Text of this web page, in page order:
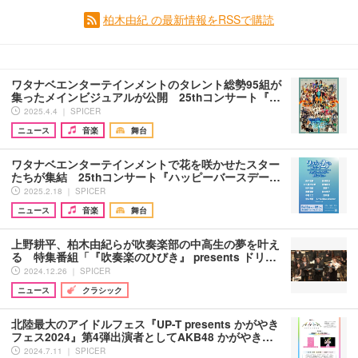
柏木由紀 の最新情報をRSSで購読
ワタナベエンターテインメントのタレント総勢95組が
集ったメインビジュアルが公開 25thコンサート『…
2025.4.4 ｜ SPICER
ニュース
音楽 舞台
ワタナベエンターテインメントで花を咲かせたスター
たちが集結 25thコンサート『ハッピーバースデー…
2025.2.18 ｜ SPICER
ニュース
音楽 舞台
上野耕平、柏木由紀らが吹奏楽部の中高生の夢を叶え
る 特集番組「『吹奏楽のひびき』 presents ドリ…
2024.12.26 ｜ SPICER
ニュース
クラシック
北陸最大のアイドルフェス『UP-T presents かがやき
フェス2024』第4弾出演者としてAKB48 かがやき…
2024.7.11 ｜ SPICER